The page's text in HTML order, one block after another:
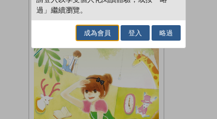
過」繼續瀏覽。
成為會員 登入 略過